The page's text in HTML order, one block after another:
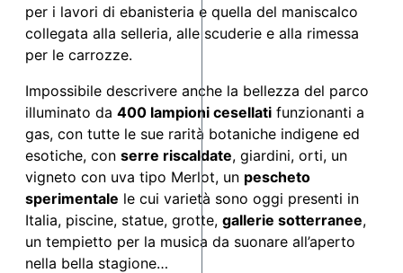
per i lavori di ebanisteria e quella del maniscalco
collegata alla selleria, alle scuderie e alla rimessa
per le carrozze.
Impossibile descrivere anche la bellezza del parco
illuminato da 400 lampioni cesellati funzionanti a
gas, con tutte le sue rarità botaniche indigene ed
esotiche, con serre riscaldate, giardini, orti, un
vigneto con uva tipo Merlot, un pescheto
sperimentale le cui varietà sono oggi presenti in
Italia, piscine, statue, grotte, gallerie sotterranee,
un tempietto per la musica da suonare all’aperto
nella bella stagione…